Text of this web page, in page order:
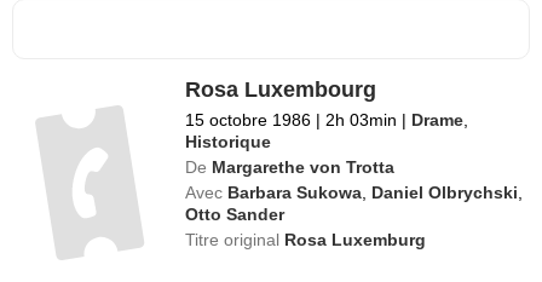
Rosa Luxembourg
15 octobre 1986 | 2h 03min | Drame,
Historique
De Margarethe von Trotta
Avec Barbara Sukowa, Daniel Olbrychski,
Otto Sander
Titre original Rosa Luxemburg